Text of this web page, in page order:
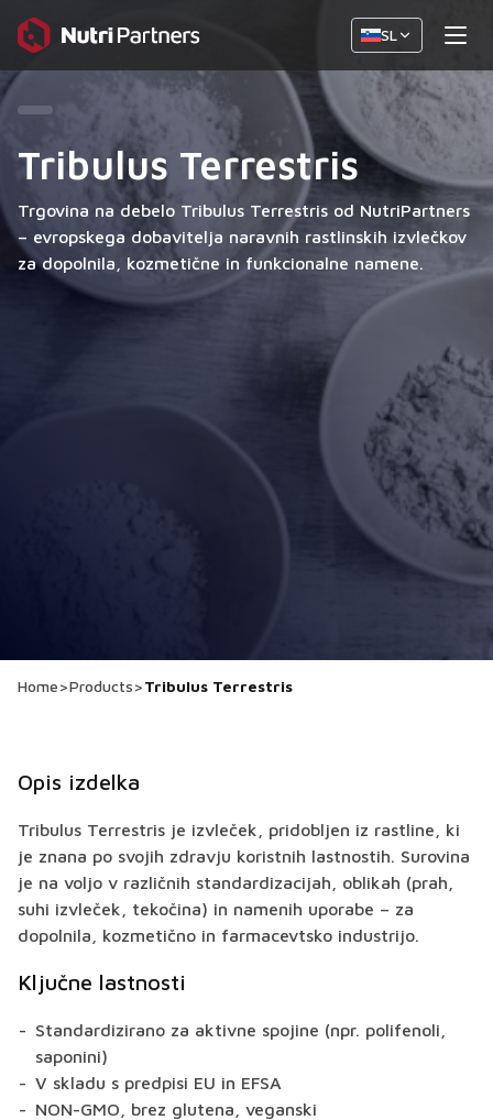
SL
Tribulus Terrestris
Trgovina na debelo Tribulus Terrestris od NutriPartners
– evropskega dobavitelja naravnih rastlinskih izvlečkov
za dopolnila, kozmetične in funkcionalne namene.
Home>Products>Tribulus Terrestris
Opis izdelka
Tribulus Terrestris je izvleček, pridobljen iz rastline, ki
je znana po svojih zdravju koristnih lastnostih. Surovina
je na voljo v različnih standardizacijah, oblikah (prah,
suhi izvleček, tekočina) in namenih uporabe – za
dopolnila, kozmetično in farmacevtsko industrijo.
Ključne lastnosti
Standardizirano za aktivne spojine (npr. polifenoli,
saponini)
V skladu s predpisi EU in EFSA
NON-GMO, brez glutena, veganski